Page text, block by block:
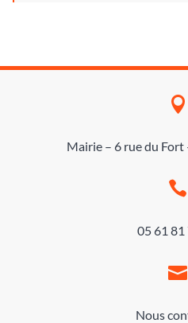

Mairie – 6 rue du Fort

05 61 81

Nous